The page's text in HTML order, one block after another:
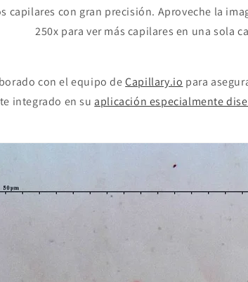
capilares con gran precisión. Aproveche la
250x para ver más capilares en una sola
con el equipo deCapillary.io para
integrado en su aplicación especialmente